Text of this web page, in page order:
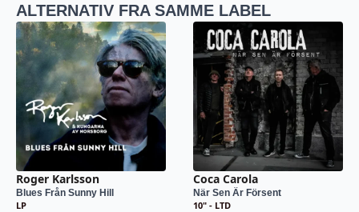
ALTERNATIV FRA SAMME LABEL
Roger Karlsson
Blues Från Sunny Hill
LP
Coca Carola
När Sen Är Försent
10" - LTD